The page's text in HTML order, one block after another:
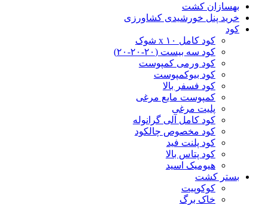
بهسازان کشت
خرید پنل خورشیدی کشاورزی
کود
کود کامل ۱۰ x شوک
کود سه بیست (۲۰-۲۰-۲۰)
کود ورمی کمپوست
کود بیوکمپوست
کود فسفر بالا
کمپوست مایع مرغی
پلیت مرغی
کود کامل آلی گرانوله
کود مخصوص چالکود
کود پلنت فید
کود پتاس بالا
هیومیک اسید
بستر کشت
کوکوپیت
خاک برگ